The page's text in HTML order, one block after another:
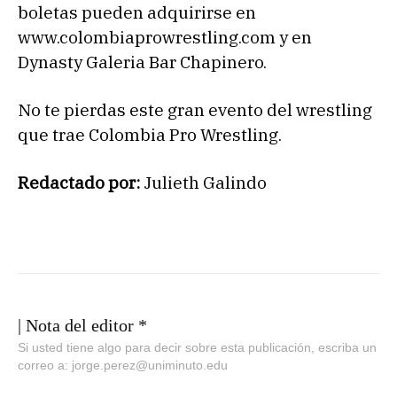
boletas pueden adquirirse en
www.colombiaprowrestling.com y en
Dynasty Galeria Bar Chapinero.
No te pierdas este gran evento del wrestling
que trae Colombia Pro Wrestling.
Redactado por: Julieth Galindo
| Nota del editor *
Si usted tiene algo para decir sobre esta publicación, escriba un
correo a: jorge.perez@uniminuto.edu